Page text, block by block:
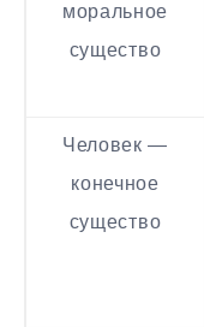
моральное
существо
Человек —
конечное
существо